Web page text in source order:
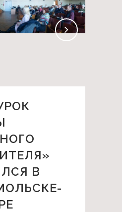
В